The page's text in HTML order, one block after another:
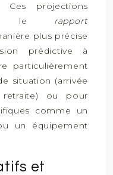
Ces projections
le rapport
plus précise
prédictive à
particulièrement
situation (arrivée
ou pour
comme un
un équipement
et